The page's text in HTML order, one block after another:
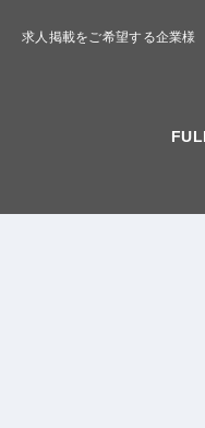
求人掲載をご希望する企業様